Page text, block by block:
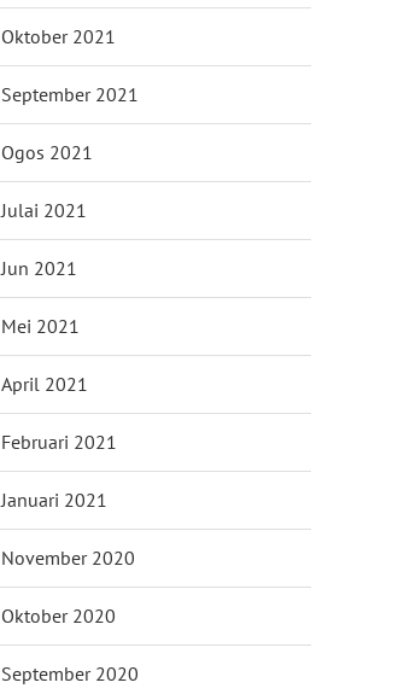
Oktober 2021
September 2021
Ogos 2021
Julai 2021
Jun 2021
Mei 2021
April 2021
Februari 2021
Januari 2021
November 2020
Oktober 2020
September 2020